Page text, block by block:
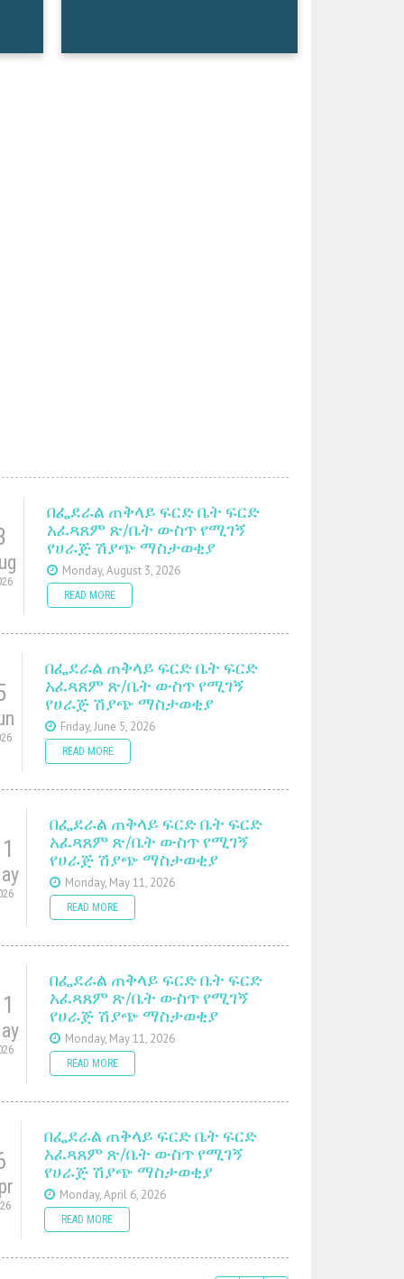
በፌደራል ጠቅላይ ፍርድ ቤት ፍርድ
አፈጻጸም ጽ/ቤት ውስጥ የሚገኝ
የሀራጅ ሽያጭ ማስታወቂያ
Monday, August 3, 2026
READ MORE
በፌደራል ጠቅላይ ፍርድ ቤት ፍርድ
አፈጻጸም ጽ/ቤት ውስጥ የሚገኝ
የሀራጅ ሽያጭ ማስታወቂያ
Friday, June 5, 2026
READ MORE
በፌደራል ጠቅላይ ፍርድ ቤት ፍርድ
አፈጻጸም ጽ/ቤት ውስጥ የሚገኝ
የሀራጅ ሽያጭ ማስታወቂያ
Monday, May 11, 2026
READ MORE
በፌደራል ጠቅላይ ፍርድ ቤት ፍርድ
አፈጻጸም ጽ/ቤት ውስጥ የሚገኝ
የሀራጅ ሽያጭ ማስታወቂያ
Monday, May 11, 2026
READ MORE
በፌደራል ጠቅላይ ፍርድ ቤት ፍርድ
አፈጻጸም ጽ/ቤት ውስጥ የሚገኝ
የሀራጅ ሽያጭ ማስታወቂያ
Monday, April 6, 2026
READ MORE